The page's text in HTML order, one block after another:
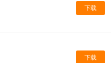
下载
下载